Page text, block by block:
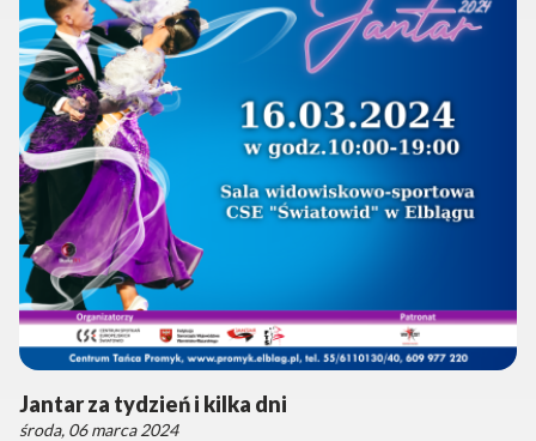
Jantar za tydzień i kilka dni
środa, 06 marca 2024